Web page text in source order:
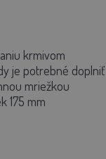
krmivom
je potrebné
mriežkou
175 mm